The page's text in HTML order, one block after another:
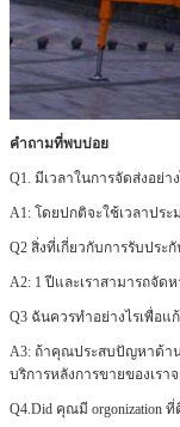
คำถามที่พบบ่อย
Q1. มีเวลาในการจัดส่งอย่าง
A1: โดยปกติจะใช้เวลาปร
Q2 สิ่งที่เกี่ยวกับการรับประกั
A2: 1 ปีและเราสามารถจั
Q3 ฉันควรทำอย่างไรเพื่อ
A3: ถ้าคุณประสบปัญหาด้
บริการหลังการขายของเร
Q4.Did คุณมี orgonization ที่